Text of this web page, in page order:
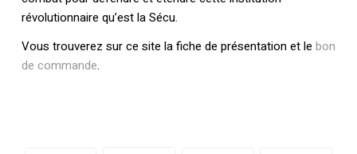
Votre panier est vide.
révolutionnaire qu’est la Sécu.
Vous trouverez sur ce site la fiche de présentation et le bon
de commande.